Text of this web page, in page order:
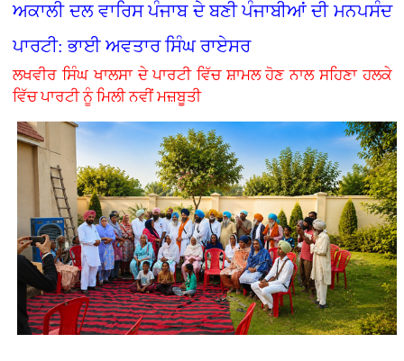
ਅਕਾਲੀ ਦਲ ਵਾਰਿਸ ਪੰਜਾਬ ਦੇ ਬਣੀ ਪੰਜਾਬੀਆਂ ਦੀ ਮਨਪਸੰਦ
ਪਾਰਟੀ: ਭਾਈ ਅਵਤਾਰ ਸਿੰਘ ਰਾਏਸਰ
ਲਖਵੀਰ ਸਿੰਘ ਖਾਲਸਾ ਦੇ ਪਾਰਟੀ ਵਿੱਚ ਸ਼ਾਮਲ ਹੋਣ ਨਾਲ ਸਹਿਣਾ ਹਲਕੇ
ਵਿੱਚ ਪਾਰਟੀ ਨੂੰ ਮਿਲੀ ਨਵੀਂ ਮਜ਼ਬੂਤੀ